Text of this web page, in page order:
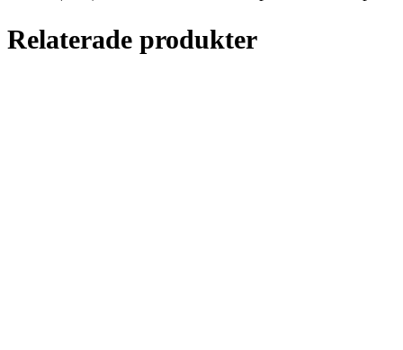
Relaterade produkter